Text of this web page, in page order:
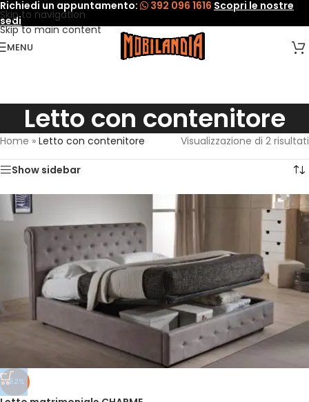
Skip to navigation
Skip to main content
Richiedi un appuntamento: 392 096 1616 Scopri le nostre
sedi
MENU
Letto con contenitore
Home » Letto con contenitore Visualizzazione di 2 risultati
Show sidebar
-52%